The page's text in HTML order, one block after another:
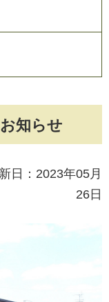
知らせ
日：2023年05月
26日